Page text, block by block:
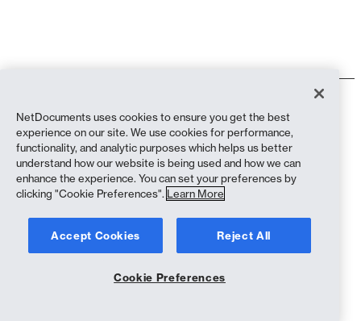
Integritetspolicy
Sekretesspolicy (bosatta i Kalifornien)
Uttalande mot slaveri
Cookiepolicy
Efterlevnad
Copyright © 2026 NetDocuments Software, Inc. Alla rättigheter
NetDocuments uses cookies to ensure you get the best
experience on our site. We use cookies for performance,
functionality, and analytic purposes which helps us better
understand how our website is being used and how we can
enhance the experience. You can set your preferences by
clicking "Cookie Preferences". Learn More
Accept Cookies Reject All
Cookie Preferences